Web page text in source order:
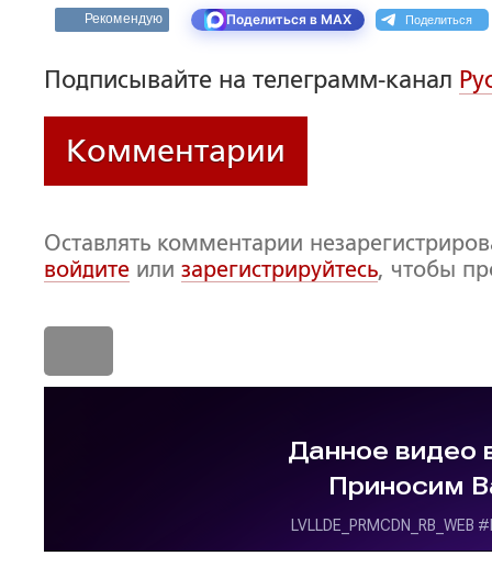
Рекомендую Поделиться в MAX Поделиться
Подписывайте на телеграмм-канал
Комментарии
Оставлять комментарии
войдите или зарегистрируйтесь, чтобы